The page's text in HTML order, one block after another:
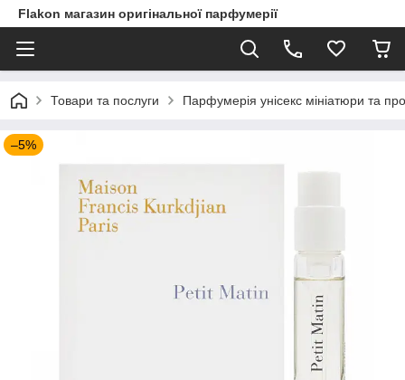
Flakon магазин оригінальної парфумерії
Товари та послуги Парфумерія унісекс мініатюри та
–5%